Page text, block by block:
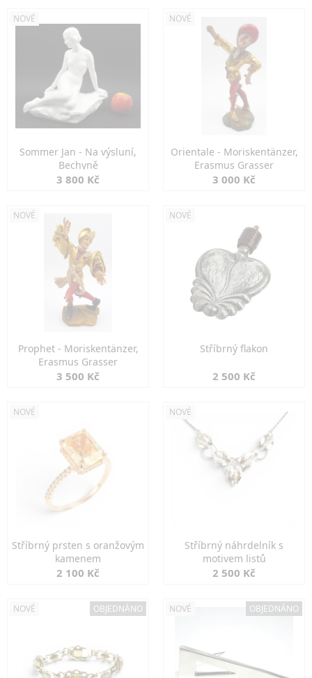
NOVÉ
Sommer Jan - Na výsluní,
Bechyně
3 800 Kč
NOVÉ
Orientale - Moriskentänzer,
Erasmus Grasser
3 000 Kč
NOVÉ
Prophet - Moriskentänzer,
Erasmus Grasser
3 500 Kč
NOVÉ
Stříbrný flakon
2 500 Kč
NOVÉ
Stříbrný prsten s oranžovým
kamenem
2 100 Kč
NOVÉ
Stříbrný náhrdelník s
motivem listů
2 500 Kč
NOVÉ OBJEDNÁNO NOVÉ OBJEDNÁNO